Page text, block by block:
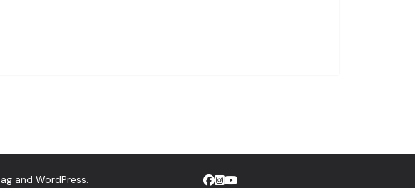
and WordPress.